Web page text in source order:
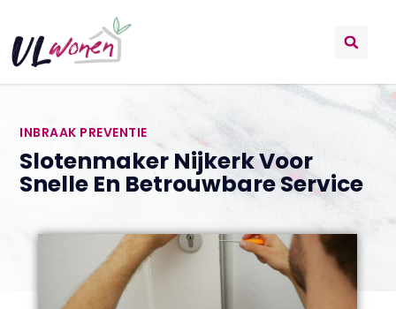
INBRAAK PREVENTIE
Slotenmaker Nijkerk Voor
Snelle En Betrouwbare Service